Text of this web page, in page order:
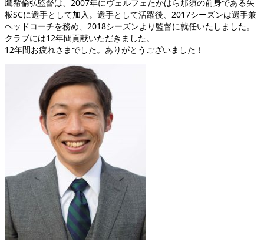
鷹觜倫弘監督は、2007年にヴェルフェたかはら那須の前身である矢
板SCに選手として加入。選手として活躍後、2017シーズンは選手兼
ヘッドコーチを務め、2018シーズンより監督に就任いたしました。
クラブには12年間貢献いただきました。
12年間お疲れさまでした。ありがとうございました！